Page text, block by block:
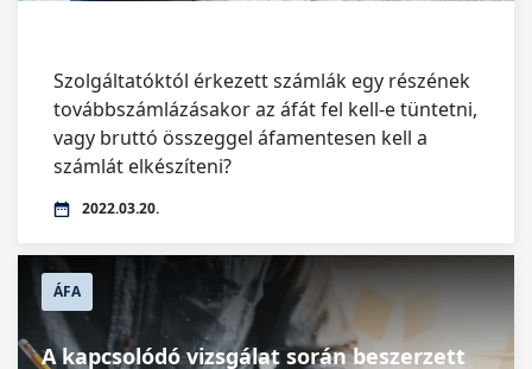
Szolgáltatóktól érkezett számlák egy részének
továbbszámlázásakor az áfát fel kell-e tüntetni,
vagy bruttó összeggel áfamentesen kell a
számlát elkészíteni?
2022.03.20.
ÁFA
A kapcsolódó vizsgálat során beszerzett